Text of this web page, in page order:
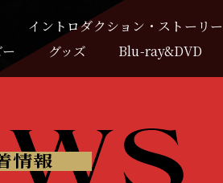
イントロダクション・ストーリー
グッズ Blu-ray&DVD
情報